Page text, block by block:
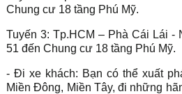
Chung cư 18 tầng Phú Mỹ.
Tuyến 3: Tp.HCM – Phà Cái Lái -
51 đến Chung cư 18 tầng Phú Mỹ.
- Đi xe khách: Bạn có thể xuất
Miền Đông, Miền Tây, đi những